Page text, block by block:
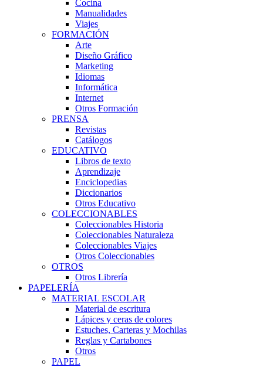
Cocina
Manualidades
Viajes
FORMACIÓN
Arte
Diseño Gráfico
Marketing
Idiomas
Informática
Internet
Otros Formación
PRENSA
Revistas
Catálogos
EDUCATIVO
Libros de texto
Aprendizaje
Enciclopedias
Diccionarios
Otros Educativo
COLECCIONABLES
Coleccionables Historia
Coleccionables Naturaleza
Coleccionables Viajes
Otros Coleccionables
OTROS
Otros Librería
PAPELERÍA
MATERIAL ESCOLAR
Material de escritura
Lápices y ceras de colores
Estuches, Carteras y Mochilas
Reglas y Cartabones
Otros
PAPEL